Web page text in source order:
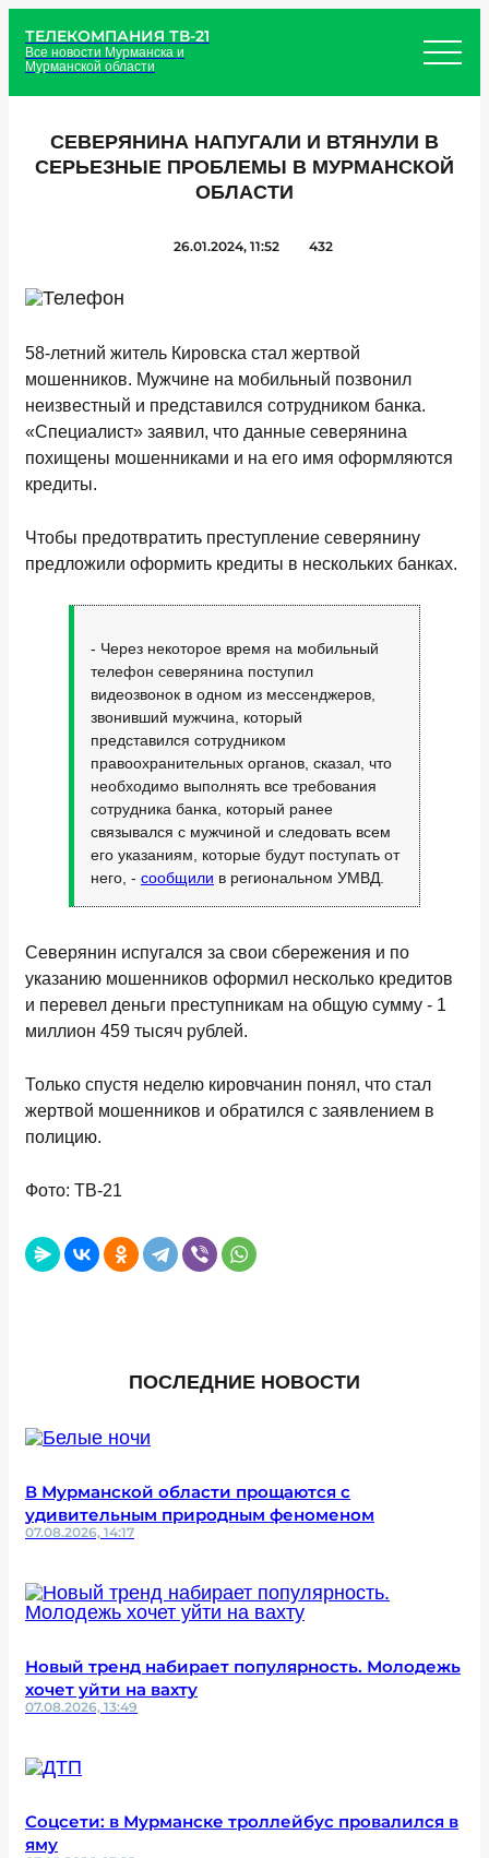
ТЕЛЕКОМПАНИЯ ТВ-21
Все новости Мурманска и
Мурманской области
СЕВЕРЯНИНА НАПУГАЛИ И ВТЯНУЛИ В
СЕРЬЕЗНЫЕ ПРОБЛЕМЫ В МУРМАНСКОЙ
ОБЛАСТИ
26.01.2024, 11:52 432
58-летний житель Кировска стал жертвой
мошенников. Мужчине на мобильный позвонил
неизвестный и представился сотрудником банка.
«Специалист» заявил, что данные северянина
похищены мошенниками и на его имя оформляются
кредиты.
Чтобы предотвратить преступление северянину
предложили оформить кредиты в нескольких банках.
- Через некоторое время на мобильный
телефон северянина поступил
видеозвонок в одном из мессенджеров,
звонивший мужчина, который
представился сотрудником
правоохранительных органов, сказал, что
необходимо выполнять все требования
сотрудника банка, который ранее
связывался с мужчиной и следовать всем
его указаниям, которые будут поступать от
него, - сообщили в региональном УМВД.
Северянин испугался за свои сбережения и по
указанию мошенников оформил несколько кредитов
и перевел деньги преступникам на общую сумму - 1
миллион 459 тысяч рублей.
Только спустя неделю кировчанин понял, что стал
жертвой мошенников и обратился с заявлением в
полицию.
Фото: ТВ-21
ПОСЛЕДНИЕ НОВОСТИ
В Мурманской области прощаются с
удивительным природным феноменом
07.08.2026, 14:17
Новый тренд набирает популярность. Молодежь
хочет уйти на вахту
07.08.2026, 13:49
Соцсети: в Мурманске троллейбус провалился в
яму